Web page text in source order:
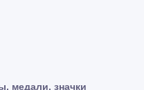
медали, значки